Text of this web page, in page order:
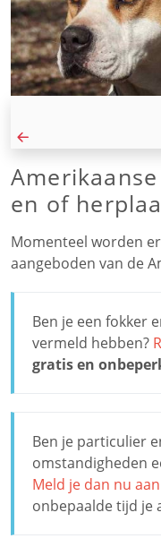
en of
Momenteel worden
aangeboden van de
Ben je een fokker
vermeld hebben?
gratis en
Ben je particulier
omstandigheden
Meld je dan nu aan
onbepaalde tijd je